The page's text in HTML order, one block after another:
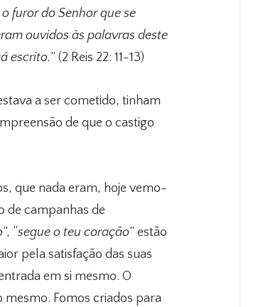
furor do Senhor que se
ouvidos às palavras deste
escrito.” (2 Reis 22: 11-13)
a ser cometido, tinham
de que o castigo
que nada eram, hoje vemo-
de campanhas de
”, “segue o teu coração” estão
pela satisfação das suas
em si mesmo. O
mesmo. Fomos criados para